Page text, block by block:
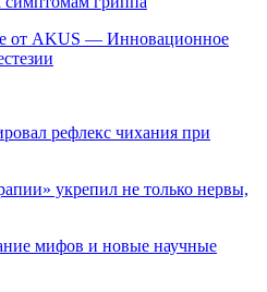
от AKUS — Инновационное
рефлекс чихания при
укрепил не только нервы,
мифов и новые научные